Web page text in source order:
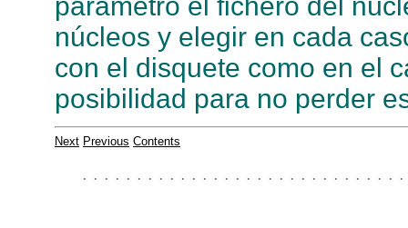
núcleos y elegir en cada
con el disquete como en el
posibilidad para no perder
Next Previous Contents
. . . . . . . . . . . . . . . . . . . . . . . . . . . . .